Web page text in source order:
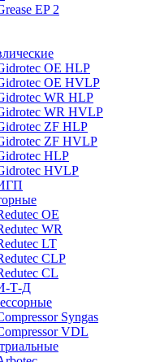
EP 2
OE HLP
OE HVLP
WR HLP
WR HVLP
ZF HLP
ZF HVLP
HLP
HVLP
OE
WR
LT
CLP
CL
Т-Д
Syngas
VDL